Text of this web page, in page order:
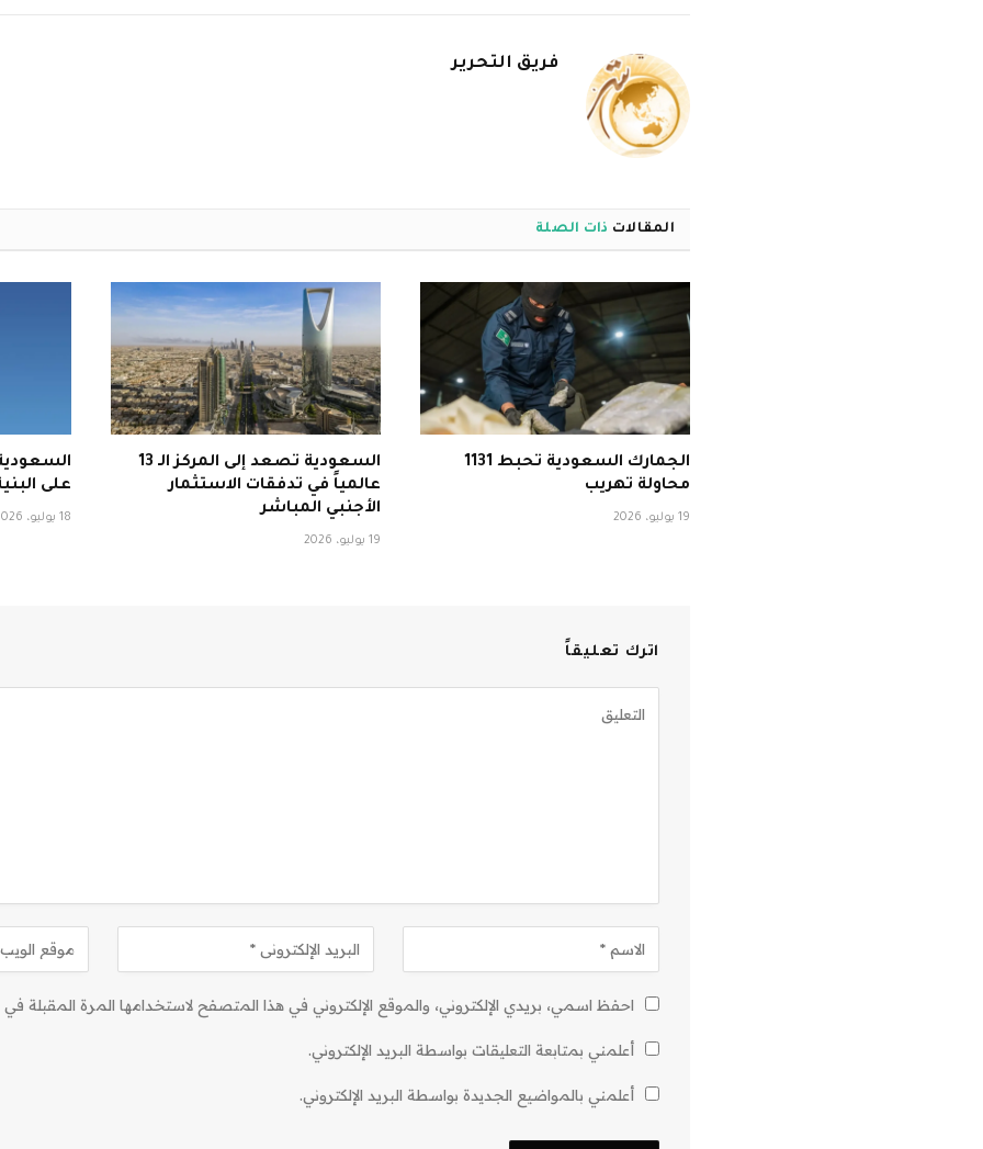
فريق التحرير
المقالات ذات الصلة
الجمارك السعودية تحبط 1131
محاولة تهريب
19 يوليو، 2026
السعودية تصعد إلى المركز الـ 13
عالمياً في تدفقات الاستثمار
الأجنبي المباشر
19 يوليو، 2026
على
18 يوليو، 2026
اترك تعليقاً
احفظ اسمي، بريدي الإلكتروني، والموقع الإلكتروني في هذا المتصفح لاستخدامها المرة المقبلة في
أعلمني بمتابعة التعليقات بواسطة البريد الإلكتروني.
أعلمني بالمواضيع الجديدة بواسطة البريد الإلكتروني.